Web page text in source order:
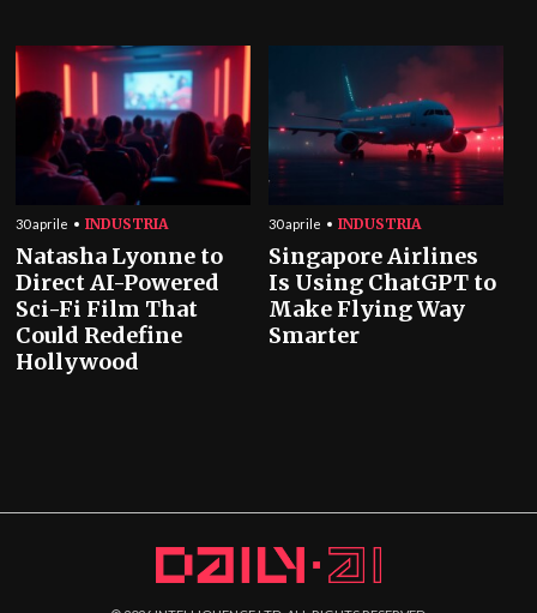
30 aprile INDUSTRIA
Natasha Lyonne to
Direct AI-Powered
Sci-Fi Film That
Could Redefine
Hollywood
30 aprile INDUSTRIA
Singapore Airlines
Is Using ChatGPT to
Make Flying Way
Smarter